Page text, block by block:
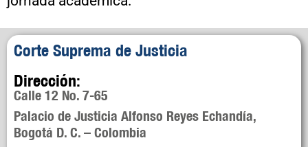
Corte Suprema de Justicia
Dirección:
Calle 12 No. 7-65
Palacio de Justicia Alfonso Reyes Echandía,
Bogotá D. C. – Colombia